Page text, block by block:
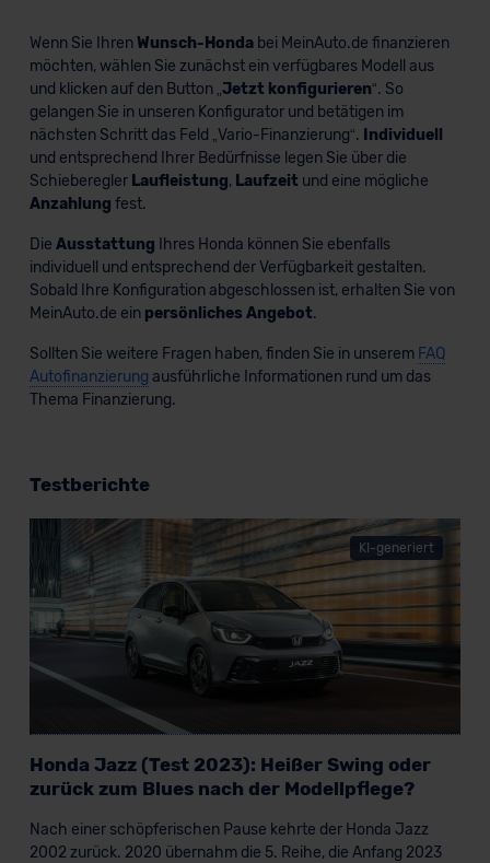
der EU erfolgt, erfolgt dies ausschließlich auf der
Grundlage eines Angemessenheitsbeschlusses der EU-
Kommission (Art. 45 Abs. 1 DSGVO), von
Standarddatenschutzklauseln (Art. 46 Abs. 2 lit. c
DSGVO) oder wenn Sie hierzu Ihre Einwilligung freiwillig
erteilen. Nähere Informationen zu den bestehenden
Datenschutzklauseln können Sie über den Kontakt zu
unserem Datenschutzbeauftragten unter
datenschutz@meinauto.de anfordern.
Datenschutzerklärung|Impressum
Wenn Sie IhrenWunsch-Hondabei MeinAuto.de finanzieren
möchten, wählen Sie zunächst ein verfügbares Modell aus
und klicken auf den Button „Jetzt konfigurieren“. So
gelangen Sie in unseren Konfigurator und betätigen im
nächsten Schritt das Feld „Vario-Finanzierung“. Individuell
und entsprechend Ihrer Bedürfnisse legen Sie über die
Schieberegler Laufleistung, Laufzeit und eine mögliche
Anzahlung fest.
Die Ausstattung Ihres Honda können Sie ebenfalls
individuell und entsprechend der Verfügbarkeit gestalten.
Sobald Ihre Konfiguration abgeschlossen ist, erhalten Sie von
MeinAuto.de ein persönliches Angebot.
Sollten Sie weitere Fragen haben, finden Sie in unserem FAQ
Autofinanzierung ausführliche Informationen rund um das
Thema Finanzierung.
Testberichte
KI-generiert
Honda Jazz (Test 2023): Heißer Swing oder
zurück zum Blues nach der Modellpflege?
Nach einer schöpferischen Pause kehrte der Honda Jazz
2002 zurück. 2020 übernahm die 5. Reihe, die Anfang 2023